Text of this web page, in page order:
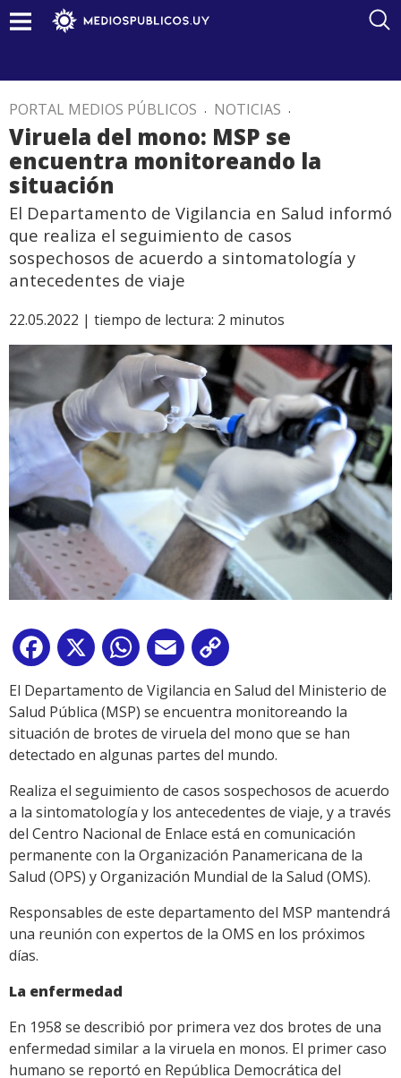
PORTAL MEDIOS PÚBLICOS . NOTICIAS .
Viruela del mono: MSP se
encuentra monitoreando la
situación
El Departamento de Vigilancia en Salud informó
que realiza el seguimiento de casos
sospechosos de acuerdo a sintomatología y
antecedentes de viaje
22.05.2022 | tiempo de lectura: 2 minutos
Facebook
X WhatsApp
Email
Link
El Departamento de Vigilancia en Salud del Ministerio de
Salud Pública (MSP) se encuentra monitoreando la
situación de brotes de viruela del mono que se han
detectado en algunas partes del mundo.
Realiza el seguimiento de casos sospechosos de acuerdo
a la sintomatología y los antecedentes de viaje, y a través
del Centro Nacional de Enlace está en comunicación
permanente con la Organización Panamericana de la
Salud (OPS) y Organización Mundial de la Salud (OMS).
Responsables de este departamento del MSP mantendrá
una reunión con expertos de la OMS en los próximos
días.
La enfermedad
En 1958 se describió por primera vez dos brotes de una
enfermedad similar a la viruela en monos. El primer caso
humano se reportó en República Democrática del